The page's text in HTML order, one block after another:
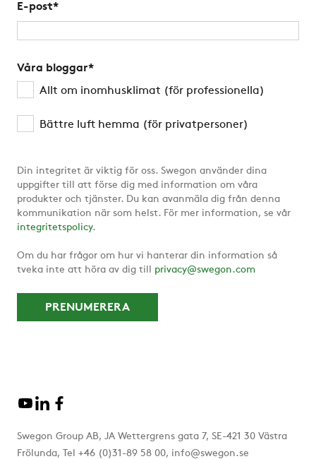
E-post*
Våra bloggar*
Allt om inomhusklimat (för professionella)
Bättre luft hemma (för privatpersoner)
Din integritet är viktig för oss. Swegon använder dina
uppgifter till att förse dig med information om våra
produkter och tjänster. Du kan avanmäla dig från denna
kommunikation när som helst. För mer information, se vår
integritetspolicy.
Om du har frågor om hur vi hanterar din information så
tveka inte att höra av dig till privacy@swegon.com
Swegon Group AB, JA Wettergrens gata 7, SE-421 30 Västra
Frölunda, Tel +46 (0)31-89 58 00, info@swegon.se